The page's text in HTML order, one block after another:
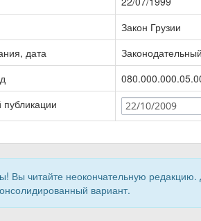
Закон Грузии
дата
22/10/2009
Вы читайте неокончательную
вариант.